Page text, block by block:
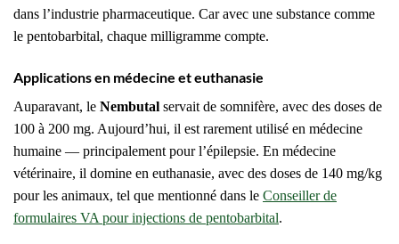
dans l’industrie pharmaceutique. Car avec une substance comme
le pentobarbital, chaque milligramme compte.
Applications en médecine et euthanasie
Auparavant, le Nembutal servait de somnifère, avec des doses de
100 à 200 mg. Aujourd’hui, il est rarement utilisé en médecine
humaine — principalement pour l’épilepsie. En médecine
vétérinaire, il domine en euthanasie, avec des doses de 140 mg/kg
pour les animaux, tel que mentionné dans le Conseiller de
formulaires VA pour injections de pentobarbital.